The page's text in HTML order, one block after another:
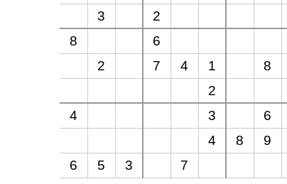
3
2
8
6
2
7 4 1
8
2
4
3
6
4
8 9
6
5 3 7